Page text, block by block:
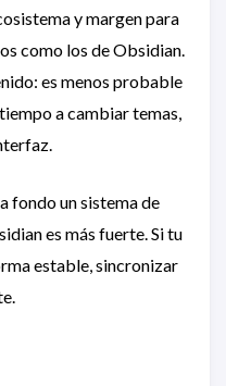
y margen para
como los de Obsidian.
es menos probable
a cambiar temas,
fondo un sistema de
es más fuerte. Si tu
estable, sincronizar